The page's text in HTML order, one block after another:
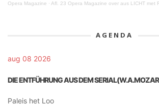
Opera Magazine · Afl. 23 Opera Magazine over aus LICHT met
AGENDA
aug 08 2026
DIE ENTFÜHRUNG AUS DEM
Paleis het Loo